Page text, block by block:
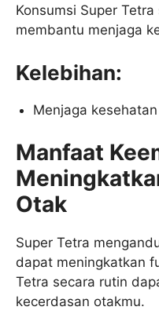
Konsumsi Super
membantu menjaga
Kelebihan:
Menjaga
Manfaat
Otak
Super Tetra
dapat meningkatkan
Tetra secara rutin
kecerdasan otakmu.